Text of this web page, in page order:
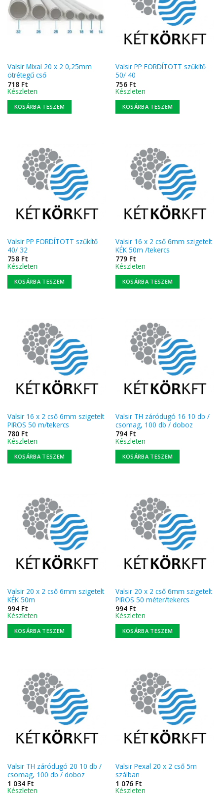
Valsir Mixal 20 x 2 0,25mm
ötrétegű cső
718 Ft
Készleten
KOSÁRBA TESZEM
Valsir PP FORDÍTOTT szűkítő
50/ 40
756 Ft
Készleten
KOSÁRBA TESZEM
Valsir PP FORDÍTOTT szűkítő
40/ 32
758 Ft
Készleten
KOSÁRBA TESZEM
Valsir 16 x 2 cső 6mm szigetelt
KÉK 50m /tekercs
779 Ft
Készleten
KOSÁRBA TESZEM
Valsir 16 x 2 cső 6mm szigetelt
PIROS 50 m/tekercs
780 Ft
Készleten
KOSÁRBA TESZEM
Valsir TH záródugó 16 10 db /
csomag, 100 db / doboz
794 Ft
Készleten
KOSÁRBA TESZEM
Valsir 20 x 2 cső 6mm szigetelt
KÉK 50m
994 Ft
Készleten
KOSÁRBA TESZEM
Valsir 20 x 2 cső 6mm szigetelt
PIROS 50 méter/tekercs
994 Ft
Készleten
KOSÁRBA TESZEM
Valsir TH záródugó 20 10 db /
csomag, 100 db / doboz
1 034 Ft
Készleten
Valsir Pexal 20 x 2 cső 5m
szálban
1 076 Ft
Készleten